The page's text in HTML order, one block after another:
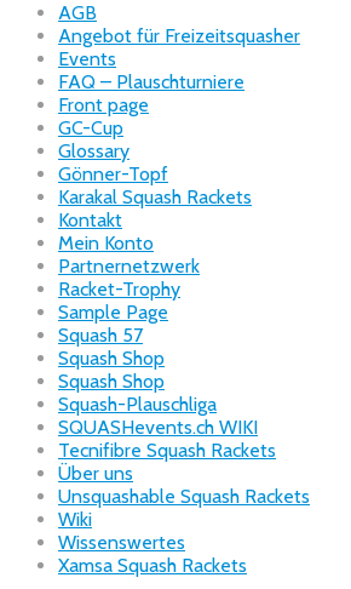
AGB
Angebot für Freizeitsquasher
Events
FAQ – Plauschturniere
Front page
GC-Cup
Glossary
Gönner-Topf
Karakal Squash Rackets
Kontakt
Mein Konto
Partnernetzwerk
Racket-Trophy
Sample Page
Squash 57
Squash Shop
Squash Shop
Squash-Plauschliga
SQUASHevents.ch WIKI
Tecnifibre Squash Rackets
Über uns
Unsquashable Squash Rackets
Wiki
Wissenswertes
Xamsa Squash Rackets